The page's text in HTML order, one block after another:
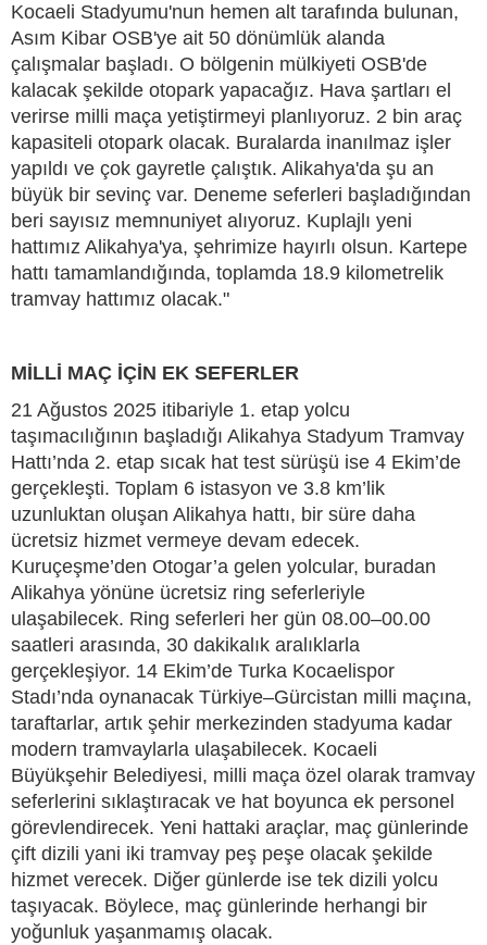
Kocaeli Stadyumu'nun hemen alt tarafında bulunan,
Asım Kibar OSB'ye ait 50 dönümlük alanda
çalışmalar başladı. O bölgenin mülkiyeti OSB'de
kalacak şekilde otopark yapacağız. Hava şartları el
verirse milli maça yetiştirmeyi planlıyoruz. 2 bin araç
kapasiteli otopark olacak. Buralarda inanılmaz işler
yapıldı ve çok gayretle çalıştık. Alikahya'da şu an
büyük bir sevinç var. Deneme seferleri başladığından
beri sayısız memnuniyet alıyoruz. Kuplajlı yeni
hattımız Alikahya'ya, şehrimize hayırlı olsun. Kartepe
hattı tamamlandığında, toplamda 18.9 kilometrelik
tramvay hattımız olacak."
MİLLİ MAÇ İÇİN EK SEFERLER
21 Ağustos 2025 itibariyle 1. etap yolcu
taşımacılığının başladığı Alikahya Stadyum Tramvay
Hattı’nda 2. etap sıcak hat test sürüşü ise 4 Ekim’de
gerçekleşti. Toplam 6 istasyon ve 3.8 km’lik
uzunluktan oluşan Alikahya hattı, bir süre daha
ücretsiz hizmet vermeye devam edecek.
Kuruçeşme’den Otogar’a gelen yolcular, buradan
Alikahya yönüne ücretsiz ring seferleriyle
ulaşabilecek. Ring seferleri her gün 08.00–00.00
saatleri arasında, 30 dakikalık aralıklarla
gerçekleşiyor. 14 Ekim’de Turka Kocaelispor
Stadı’nda oynanacak Türkiye–Gürcistan milli maçına,
taraftarlar, artık şehir merkezinden stadyuma kadar
modern tramvaylarla ulaşabilecek. Kocaeli
Büyükşehir Belediyesi, milli maça özel olarak tramvay
seferlerini sıklaştıracak ve hat boyunca ek personel
görevlendirecek. Yeni hattaki araçlar, maç günlerinde
çift dizili yani iki tramvay peş peşe olacak şekilde
hizmet verecek. Diğer günlerde ise tek dizili yolcu
taşıyacak. Böylece, maç günlerinde herhangi bir
yoğunluk yaşanmamış olacak.